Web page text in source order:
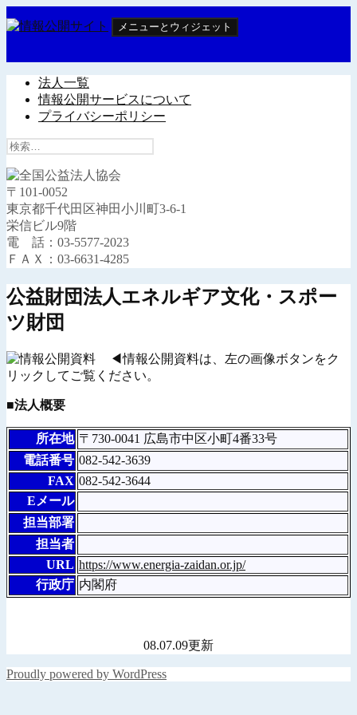
ン
ン
ッ
メニューとウィジェット
法人一覧
情報公開サービスについて
プライバシーポリシー
検
〒101-0052
東京都千代田区神田小川町3-6-1
栄信ビル9階
電 話：03-5577-2023
ＦＡＸ：03-6631-4285
公益財団法人エネルギア文化・スポー
ツ財団
◀情報公開資料は、左の画像ボタンをク
リックしてご覧ください。
■法人概要
所在地 〒730-0041 広島市中区小町4番33号
電話番号 082-542-3639
FAX 082-542-3644
Eメール
担当部署
担当者
URL https://www.energia-zaidan.or.jp/
行政庁 内閣府
08.07.09更新
Proudly powered by WordPress